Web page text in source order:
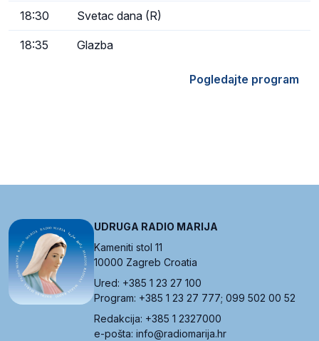
18:30 Svetac dana (R)
18:35 Glazba
Pogledajte program
UDRUGA RADIO MARIJA
Kameniti stol 11
10000 Zagreb Croatia
Ured: +385 1 23 27 100
Program: +385 1 23 27 777; 099 502 00 52
Redakcija: +385 1 2327000
e-pošta: info@radiomarija.hr